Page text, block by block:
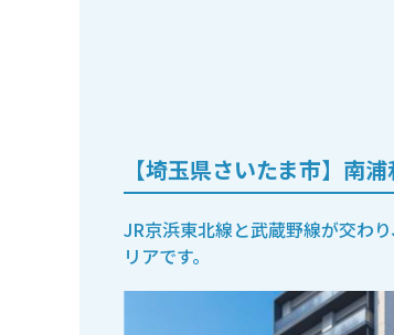
【埼玉県さいたま市】南
JR京浜東北線と武蔵野線が交わ
リアです。